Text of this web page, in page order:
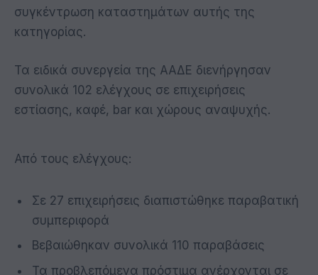
συγκέντρωση καταστημάτων αυτής της
κατηγορίας.
Τα ειδικά συνεργεία της ΑΑΔΕ διενήργησαν
συνολικά 102 ελέγχους σε επιχειρήσεις
εστίασης, καφέ, bar και χώρους αναψυχής.
Από τους ελέγχους:
Σε 27 επιχειρήσεις διαπιστώθηκε παραβατική
συμπεριφορά
Βεβαιώθηκαν συνολικά 110 παραβάσεις
Τα προβλεπόμενα πρόστιμα ανέρχονται σε